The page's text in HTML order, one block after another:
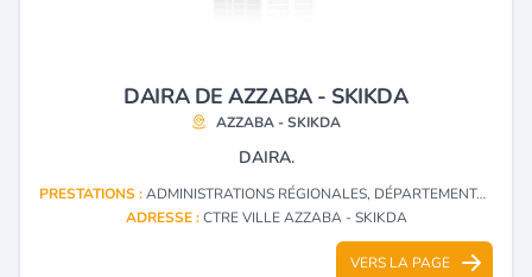
DAIRA DE AZZABA - SKIKDA
AZZABA - SKIKDA
DAIRA.
PRESTATIONS :ADMINISTRATIONS RÉGIONALES, DÉPARTEMENTALES ET LOCALES
ADRESSE :CTRE VILLE AZZABA - SKIKDA
VERS LA PAGE